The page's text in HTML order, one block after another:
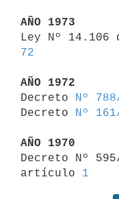
AÑO 1973
72
AÑO 1972
Decreto
Nº
Decreto
Nº
AÑO 1970
Decreto Nº
artículo 1